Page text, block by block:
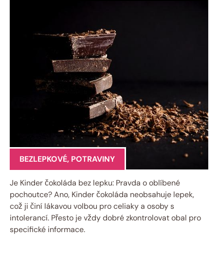
BEZLEPKOVÉ, POTRAVINY
Je Kinder čokoláda bez lepku: Pravda o oblíbené
pochoutce? Ano, Kinder čokoláda neobsahuje lepek,
což ji činí lákavou volbou pro celiaky a osoby s
intolerancí. Přesto je vždy dobré zkontrolovat obal pro
specifické informace.